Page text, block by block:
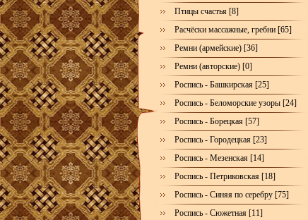
Птицы счастья [8]
Расчёски массажные, гребни [65]
Ремни (армейские) [36]
Ремни (авторские) [0]
Роспись - Башкирская [25]
Роспись - Беломорские узоры [24]
Роспись - Борецкая [57]
Роспись - Городецкая [23]
Роспись - Мезенская [14]
Роспись - Петриковская [18]
Роспись - Синяя по серебру [75]
Роспись - Сюжетная [11]